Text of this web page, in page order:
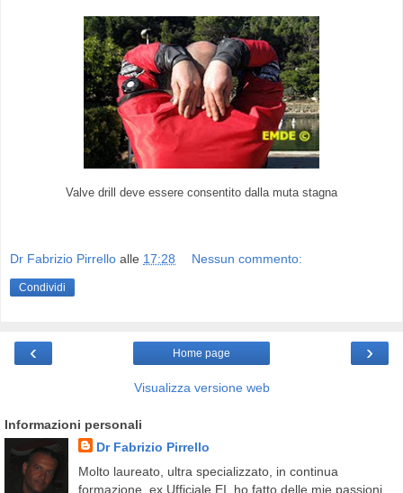
Valve drill deve essere consentito dalla muta stagna
Dr Fabrizio Pirrello alle 17:28 Nessun commento:
Condividi
‹ ›
Home page
Visualizza versione web
Informazioni personali
Dr Fabrizio Pirrello
Molto laureato, ultra specializzato, in continua
formazione, ex Ufficiale EI, ho fatto delle mie passioni